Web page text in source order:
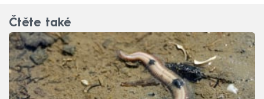
Čtěte také